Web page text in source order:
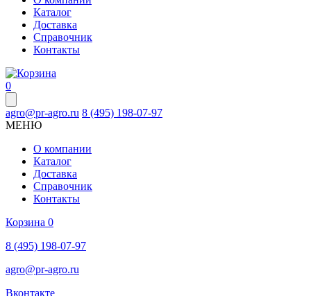
Каталог
Доставка
Справочник
Контакты
0
agro@pr-agro.ru 8 (495) 198-07-97
МЕНЮ
О компании
Каталог
Доставка
Справочник
Контакты
Корзина 0
8 (495) 198-07-97
agro@pr-agro.ru
Вконтакте